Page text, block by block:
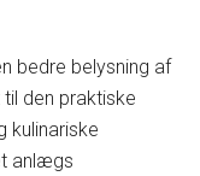
bedre belysning af
den praktiske
kulinariske
anlægs